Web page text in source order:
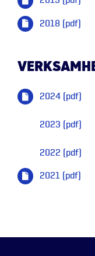
2018 (pdf)
2024 (pdf)
2023 (pdf)
2022 (pdf)
2021 (pdf)